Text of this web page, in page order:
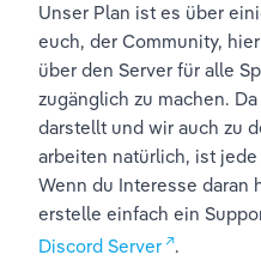
Unser Plan ist es über
euch, der Community,
über den Server für alle
zugänglich zu machen.
darstellt und wir auch zu
arbeiten natürlich, ist
Wenn du Interesse daran
erstelle einfach ein
Discord Server
.